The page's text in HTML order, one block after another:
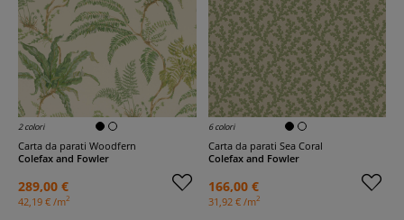
2 colori
Carta da parati Woodfern
Colefax and Fowler
289,00 €
42,19 € /m2
6 colori
Carta da parati Sea Coral
Colefax and Fowler
166,00 €
31,92 € /m2